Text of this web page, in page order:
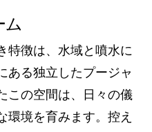
ム
特徴は、水域と噴水に
ある独立したプージャ
この空間は、日々の儀
環境を育みます。控え